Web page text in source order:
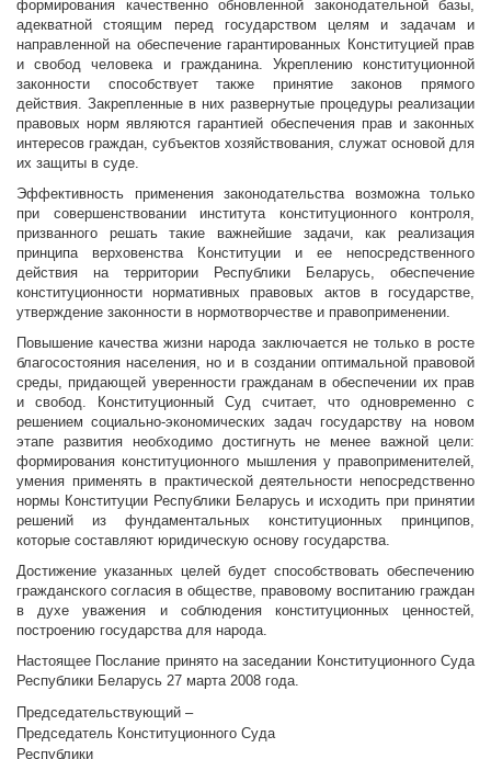
формирования качественно обновленной законодательной базы,
адекватной стоящим перед государством целям и задачам и
направленной на обеспечение гарантированных Конституцией прав
и свобод человека и гражданина. Укреплению конституционной
законности способствует также принятие законов прямого
действия. Закрепленные в них развернутые процедуры реализации
правовых норм являются гарантией обеспечения прав и законных
интересов граждан, субъектов хозяйствования, служат основой для
их защиты в суде.
Эффективность применения законодательства возможна только
при совершенствовании института конституционного контроля,
призванного решать такие важнейшие задачи, как реализация
принципа верховенства Конституции и ее непосредственного
действия на территории Республики Беларусь, обеспечение
конституционности нормативных правовых актов в государстве,
утверждение законности в нормотворчестве и правоприменении.
Повышение качества жизни народа заключается не только в росте
благосостояния населения, но и в создании оптимальной правовой
среды, придающей уверенности гражданам в обеспечении их прав
и свобод. Конституционный Суд считает, что одновременно с
решением социально-экономических задач государству на новом
этапе развития необходимо достигнуть не менее важной цели:
формирования конституционного мышления у правоприменителей,
умения применять в практической деятельности непосредственно
нормы Конституции Республики Беларусь и исходить при принятии
решений из фундаментальных конституционных принципов,
которые составляют юридическую основу государства.
Достижение указанных целей будет способствовать обеспечению
гражданского согласия в обществе, правовому воспитанию граждан
в духе уважения и соблюдения конституционных ценностей,
построению государства для народа.
Настоящее Послание принято на заседании Конституционного Суда
Республики Беларусь 27 марта 2008 года.
Председательствующий –
Председатель Конституционного Суда
Республики